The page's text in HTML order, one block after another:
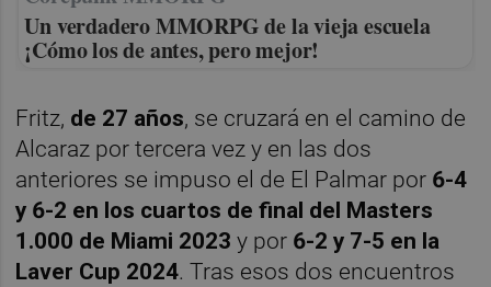
Un verdadero MMORPG de la vieja escuela
¡Cómo los de antes, pero mejor!
Fritz, de 27 años, se cruzará en el camino de
Alcaraz por tercera vez y en las dos
anteriores se impuso el de El Palmar por 6-4
y 6-2 en los cuartos de final del Masters
1.000 de Miami 2023y por 6-2 y 7-5 en la
Laver Cup 2024. Tras esos dos encuentros